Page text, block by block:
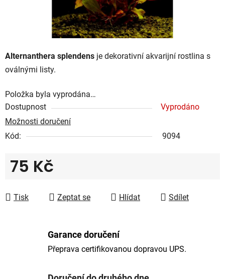
Alternanthera splendens je dekorativní akvarijní rostlina s
oválnými listy.
Položka byla vyprodána…
Dostupnost
Vyprodáno
Možnosti doručení
Kód:
9094
75 Kč
Tisk
Zeptat se Hlídat Sdílet
Garance doručení
Přeprava certifikovanou dopravou UPS.